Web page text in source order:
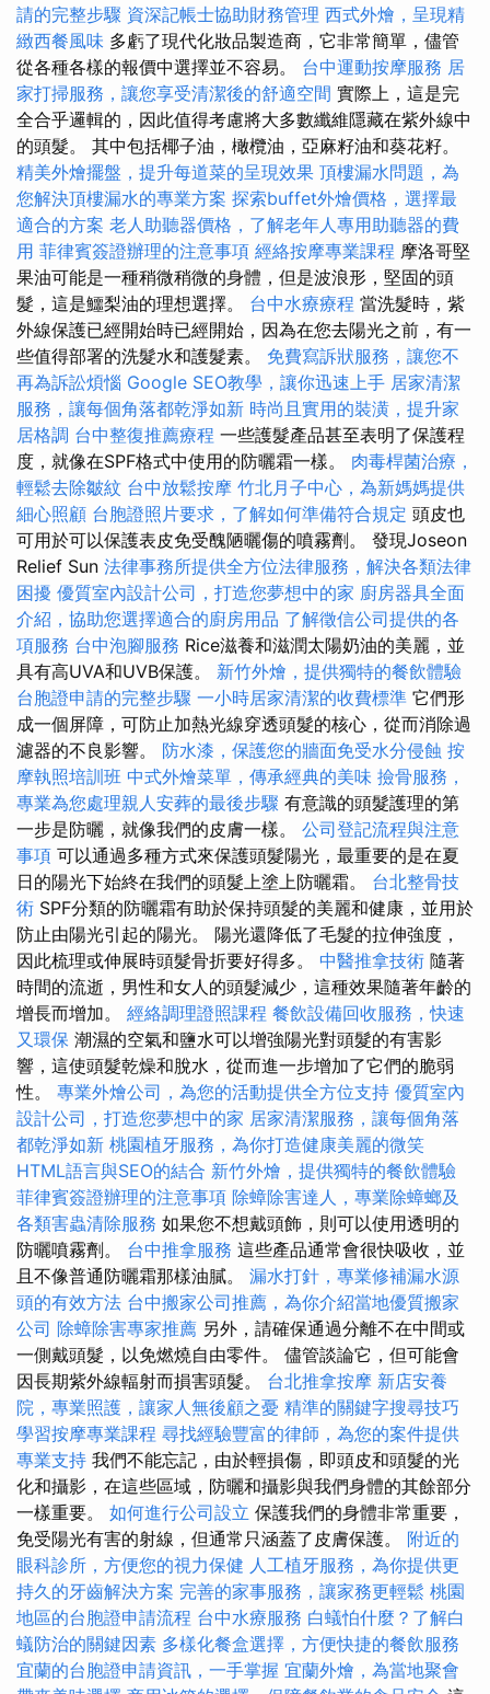
請的完整步驟 資深記帳士協助財務管理 西式外燴，呈現精
緻西餐風味 多虧了現代化妝品製造商，它非常簡單，儘管
從各種各樣的報價中選擇並不容易。 台中運動按摩服務 居
家打掃服務，讓您享受清潔後的舒適空間 實際上，這是完
全合乎邏輯的，因此值得考慮將大多數纖維隱藏在紫外線中
的頭髮。 其中包括椰子油，橄欖油，亞麻籽油和葵花籽。
精美外燴擺盤，提升每道菜的呈現效果 頂樓漏水問題，為
您解決頂樓漏水的專業方案 探索buffet外燴價格，選擇最
適合的方案 老人助聽器價格，了解老年人專用助聽器的費
用 菲律賓簽證辦理的注意事項 經絡按摩專業課程 摩洛哥堅
果油可能是一種稍微稍微的身體，但是波浪形，堅固的頭
髮，這是鱷梨油的理想選擇。 台中水療療程 當洗髮時，紫
外線保護已經開始時已經開始，因為在您去陽光之前，有一
些值得部署的洗髮水和護髮素。 免費寫訴狀服務，讓您不
再為訴訟煩惱 Google SEO教學，讓你迅速上手 居家清潔
服務，讓每個角落都乾淨如新 時尚且實用的裝潢，提升家
居格調 台中整復推薦療程 一些護髮產品甚至表明了保護程
度，就像在SPF格式中使用的防曬霜一樣。 肉毒桿菌治療，
輕鬆去除皺紋 台中放鬆按摩 竹北月子中心，為新媽媽提供
細心照顧 台胞證照片要求，了解如何準備符合規定 頭皮也
可用於可以保護表皮免受醜陋曬傷的噴霧劑。 發現Joseon
Relief Sun 法律事務所提供全方位法律服務，解決各類法律
困擾 優質室內設計公司，打造您夢想中的家 廚房器具全面
介紹，協助您選擇適合的廚房用品 了解徵信公司提供的各
項服務 台中泡腳服務 Rice滋養和滋潤太陽奶油的美麗，並
具有高UVA和UVB保護。 新竹外燴，提供獨特的餐飲體驗
台胞證申請的完整步驟 一小時居家清潔的收費標準 它們形
成一個屏障，可防止加熱光線穿透頭髮的核心，從而消除過
濾器的不良影響。 防水漆，保護您的牆面免受水分侵蝕 按
摩執照培訓班 中式外燴菜單，傳承經典的美味 撿骨服務，
專業為您處理親人安葬的最後步驟 有意識的頭髮護理的第
一步是防曬，就像我們的皮膚一樣。 公司登記流程與注意
事項 可以通過多種方式來保護頭髮陽光，最重要的是在夏
日的陽光下始終在我們的頭髮上塗上防曬霜。 台北整骨技
術 SPF分類的防曬霜有助於保持頭髮的美麗和健康，並用於
防止由陽光引起的陽光。 陽光還降低了毛髮的拉伸強度，
因此梳理或伸展時頭髮骨折要好得多。 中醫推拿技術 隨著
時間的流逝，男性和女人的頭髮減少，這種效果隨著年齡的
增長而增加。 經絡調理證照課程 餐飲設備回收服務，快速
又環保 潮濕的空氣和鹽水可以增強陽光對頭髮的有害影
響，這使頭髮乾燥和脫水，從而進一步增加了它們的脆弱
性。 專業外燴公司，為您的活動提供全方位支持 優質室內
設計公司，打造您夢想中的家 居家清潔服務，讓每個角落
都乾淨如新 桃園植牙服務，為你打造健康美麗的微笑
HTML語言與SEO的結合 新竹外燴，提供獨特的餐飲體驗
菲律賓簽證辦理的注意事項 除蟑除害達人，專業除蟑螂及
各類害蟲清除服務 如果您不想戴頭飾，則可以使用透明的
防曬噴霧劑。 台中推拿服務 這些產品通常會很快吸收，並
且不像普通防曬霜那樣油膩。 漏水打針，專業修補漏水源
頭的有效方法 台中搬家公司推薦，為你介紹當地優質搬家
公司 除蟑除害專家推薦 另外，請確保通過分離不在中間或
一側戴頭髮，以免燃燒自由零件。 儘管談論它，但可能會
因長期紫外線輻射而損害頭髮。 台北推拿按摩 新店安養
院，專業照護，讓家人無後顧之憂 精準的關鍵字搜尋技巧
學習按摩專業課程 尋找經驗豐富的律師，為您的案件提供
專業支持 我們不能忘記，由於輕損傷，即頭皮和頭髮的光
化和攝影，在這些區域，防曬和攝影與我們身體的其餘部分
一樣重要。 如何進行公司設立 保護我們的身體非常重要，
免受陽光有害的射線，但通常只涵蓋了皮膚保護。 附近的
眼科診所，方便您的視力保健 人工植牙服務，為你提供更
持久的牙齒解決方案 完善的家事服務，讓家務更輕鬆 桃園
地區的台胞證申請流程 台中水療服務 白蟻怕什麼？了解白
蟻防治的關鍵因素 多樣化餐盒選擇，方便快捷的餐飲服務
宜蘭的台胞證申請資訊，一手掌握 宜蘭外燴，為當地聚會